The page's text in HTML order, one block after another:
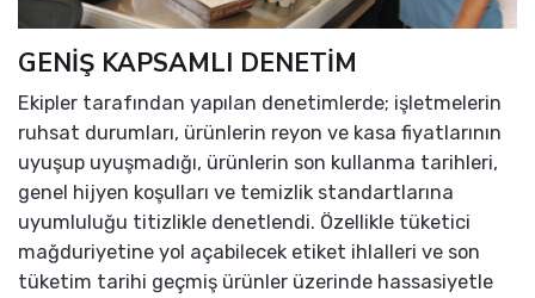
GENİŞ KAPSAMLI DENETİM
Ekipler tarafından yapılan denetimlerde; işletmelerin
ruhsat durumları, ürünlerin reyon ve kasa fiyatlarının
uyuşup uyuşmadığı, ürünlerin son kullanma tarihleri,
genel hijyen koşulları ve temizlik standartlarına
uyumluluğu titizlikle denetlendi. Özellikle tüketici
mağduriyetine yol açabilecek etiket ihlalleri ve son
tüketim tarihi geçmiş ürünler üzerinde hassasiyetle